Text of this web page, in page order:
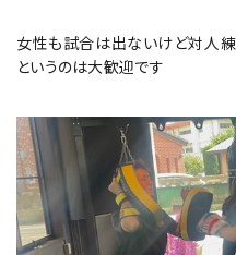
女性も試合は出ないけど対人練
というのは大歓迎です